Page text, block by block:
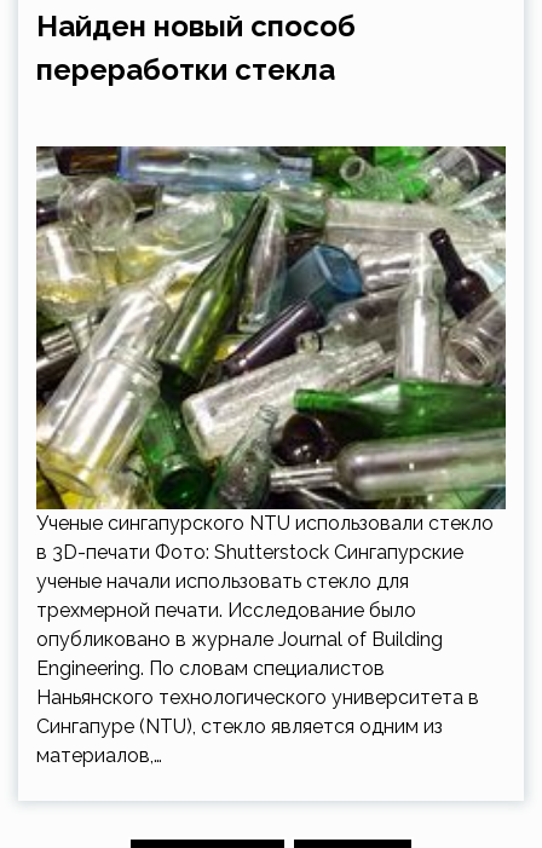
Найден новый способ
переработки стекла
Ученые сингапурского NTU использовали стекло
в 3D-печати Фото: Shutterstock Сингапурские
ученые начали использовать стекло для
трехмерной печати. Исследование было
опубликовано в журнале Journal of Building
Engineering. По словам специалистов
Наньянского технологического университета в
Сингапуре (NTU), стекло является одним из
материалов,…